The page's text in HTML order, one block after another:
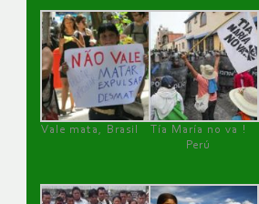
Vale mata, Brasil
Tía María no va !
Perú